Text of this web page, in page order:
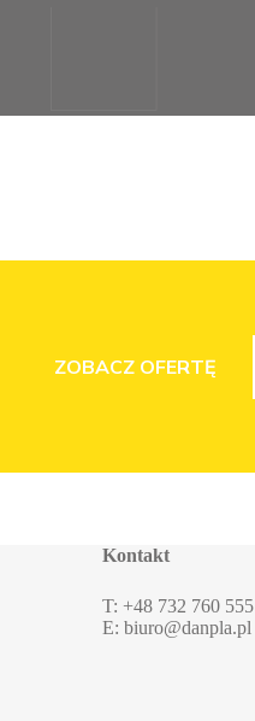
ZOBACZ OFERTĘ
Kontakt
T: +48 732 760 555
E: biuro@danpla.pl